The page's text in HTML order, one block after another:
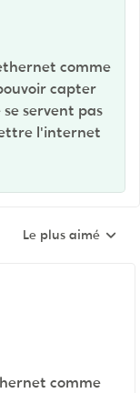
comme
capter
servent pas
l'internet
Réponses triées
Le plus aimé
comme